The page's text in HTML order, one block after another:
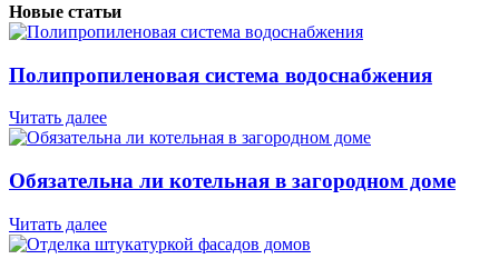
Новые статьи
Полипропиленовая система водоснабжения
Читать далее
Обязательна ли котельная в загородном доме
Читать далее